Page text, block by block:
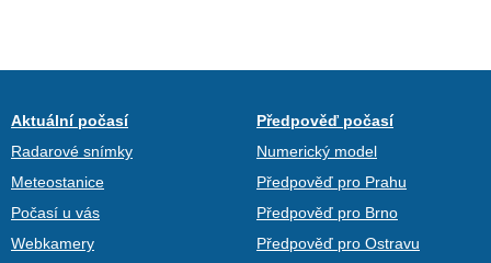
Aktuální počasí
Radarové snímky
Meteostanice
Počasí u vás
Webkamery
Předpověď počasí
Numerický model
Předpověď pro Prahu
Předpověď pro Brno
Předpověď pro Ostravu